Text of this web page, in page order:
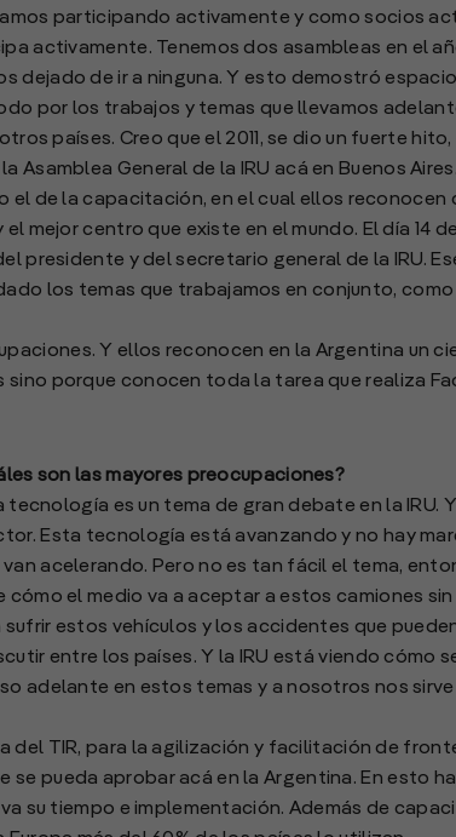
participando activamente y como socios
activamente. Tenemos dos asambleas en el
dejado de ir a ninguna. Y esto demostró
por los trabajos y temas que llevamos
países. Creo que el 2011, se dio un fuerte
Asamblea General de la IRU acá en Buenos
el de la capacitación, en el cual ellos reconocen
el mejor centro que existe en el mundo. El día 14
presidente y del secretario general de la IRU.
los temas que trabajamos en conjunto,
Y ellos reconocen en la Argentina un
porque conocen toda la tarea que realiza
son las mayores preocupaciones?
tecnología es un tema de gran debate en la IRU.
Esta tecnología está avanzando y no hay
acelerando. Pero no es tan fácil el tema,
cómo el medio va a aceptar a estos camiones
sufrir estos vehículos y los accidentes que
entre los países. Y la IRU está viendo cómo
adelante en estos temas y a nosotros nos
del TIR, para la agilización y facilitación de
se pueda aprobar acá en la Argentina. En esto
su tiempo e implementación. Además de